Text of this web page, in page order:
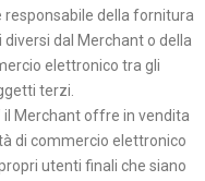
responsabile della fornitura
dal Merchant o della
elettronico tra gli
terzi.
il Merchant offre in vendita
di commercio elettronico
utenti finali che siano